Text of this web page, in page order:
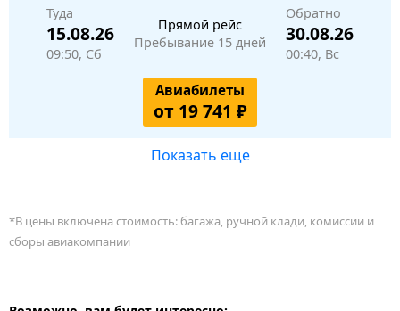
Туда
15.08.26
09:50, Сб
Прямой рейс
Пребывание 15 дней
Обратно
30.08.26
00:40, Вс
Авиабилеты
от 19 741 ₽
Показать еще
*В цены включена стоимость: багажа, ручной клади, комиссии и
сборы авиакомпании